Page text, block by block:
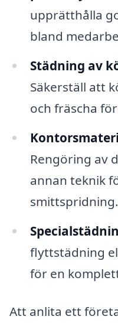
upprätthålla
bland
Städning av
Säkerställ att
och fräscha
Rengöring av
annan teknik
smittspridning.
flyttstädning
för en
Att anlita ett